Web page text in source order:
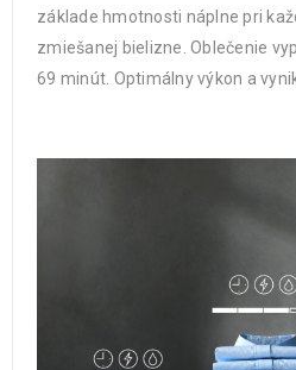
základe hmotnosti náplne pri
zmiešanej bielizne. Oblečenie
69 minút. Optimálny výkon a